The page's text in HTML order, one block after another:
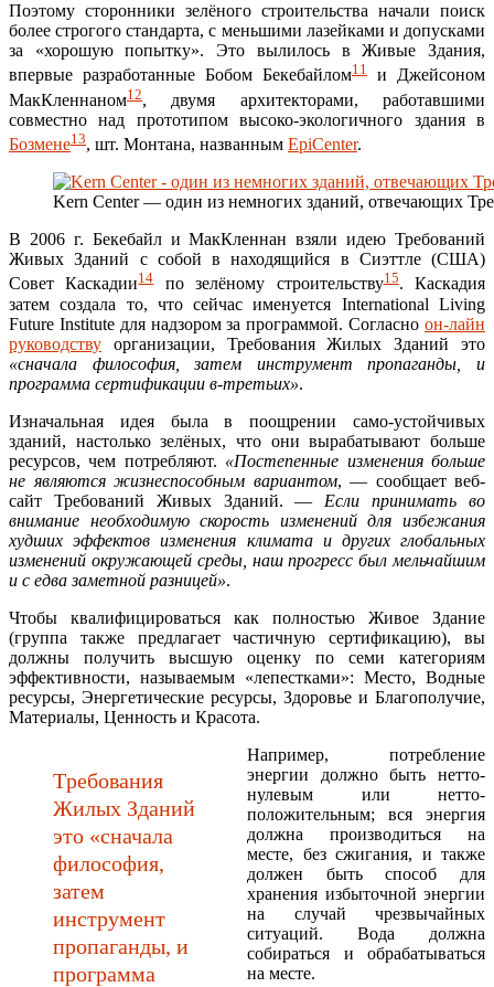
Поэтому сторонники зелёного строительства начали поиск
более строгого стандарта, с меньшими лазейками и допусками
за «хорошую попытку». Это вылилось в Живые Здания,
впервые разработанные Бобом Бекебайлом11
и Джейсоном
МакКленнаном12, двумя архитекторами, работавшими
совместно над прототипом высоко-экологичного здания в
Бозмене13, шт. Монтана, названным EpiCenter.
Kern Center — один из немногих зданий, отвечающих
В 2006 г. Бекебайл и МакКленнан взяли идею Требований
Живых Зданий с собой в находящийся в Сиэттле (США)
Совет Каскадии14по зелёному строительству15. Каскадия
затем создала то, что сейчас именуется International Living
Future Institute для надзором за программой. Согласно он-лайн
руководству организации, Требования Жилых Зданий это
«сначала философия, затем инструмент пропаганды, и
программа сертификации в-третьих».
Изначальная идея была в поощрении само-устойчивых
зданий, настолько зелёных, что они вырабатывают больше
ресурсов, чем потребляют. «Постепенные изменения больше
не являются жизнеспособным вариантом, — сообщает веб-
сайт Требований Живых Зданий. — Если принимать во
внимание необходимую скорость изменений для избежания
худших эффектов изменения климата и других глобальных
изменений окружающей среды, наш прогресс был мельчайшим
и с едва заметной разницей».
Чтобы квалифицироваться как полностью Живое Здание
(группа также предлагает частичную сертификацию), вы
должны получить высшую оценку по семи категориям
эффективности, называемым «лепестками»: Место, Водные
ресурсы, Энергетические ресурсы, Здоровье и Благополучие,
Материалы, Ценность и Красота.
Tребования
Жилых Зданий
это «сначала
философия,
затем
инструмент
пропаганды, и
программа
Например, потребление
энергии должно быть нетто-
нулевым или нетто-
положительным; вся энергия
должна производиться на
месте, без сжигания, и также
должен быть способ для
хранения избыточной энергии
на случай чрезвычайных
ситуаций. Вода должна
собираться и обрабатываться
на месте.